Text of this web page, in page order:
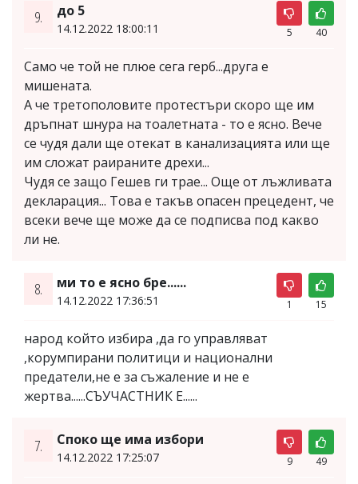
9. до 5
14.12.2022 18:00:11 5 40
Само че той не плюе сега герб...друга е
мишената.
А че третополовите протестъри скоро ще им
дръпнат шнура на тоалетната - то е ясно. Вече
се чудя дали ще отекат в канализацията или ще
им сложат раираните дрехи...
Чудя се защо Гешев ги трае... Още от лъжливата
декларация... Това е такъв опасен прецедент, че
всеки вече ще може да се подписва под какво
ли не.
8. ми то е ясно бре......
14.12.2022 17:36:51 1 15
народ който избира ,да го управляват
,корумпирани политици и национални
предатели,не е за съжаление и не е
жертва......СЪУЧАСТНИК Е......
7. Споко ще има избори
14.12.2022 17:25:07 9 49